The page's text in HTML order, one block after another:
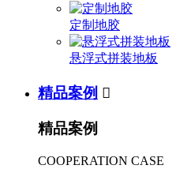
定制地胶
悬浮式拼装地板
精品案例 
精品案例
COOPERATION CASE